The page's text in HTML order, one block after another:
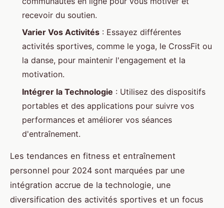
recevoir du soutien.
Varier Vos Activités : Essayez différentes
activités sportives, comme le yoga, le CrossFit ou
la danse, pour maintenir l'engagement et la
motivation.
Intégrer la Technologie : Utilisez des dispositifs
portables et des applications pour suivre vos
performances et améliorer vos séances
d'entraînement.
Les tendances en fitness et entraînement
personnel pour 2024 sont marquées par une
intégration accrue de la technologie, une
diversification des activités sportives et un focus